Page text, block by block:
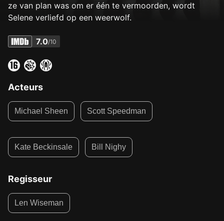
ze van plan was om er één te vermoorden, wordt
Selene verliefd op een weerwolf.
7.0/10
Acteurs
Michael Sheen Scott Speedman
Kate Beckinsale Bill Nighy
Regisseur
Len Wiseman